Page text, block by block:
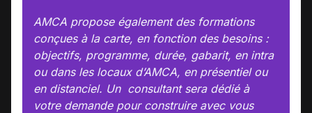
AMCA propose également des formations
conçues à la carte, en fonction des besoins :
objectifs, programme, durée, gabarit, en intra
ou dans les locaux d’AMCA, en présentiel ou
en distanciel. Un consultant sera dédié à
votre demande pour construire avec vous